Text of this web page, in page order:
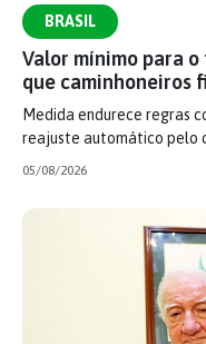
BRASIL
Valor mínimo para
que caminhoneiros
Medida endurece regras
reajuste automático pelo
05/08/2026